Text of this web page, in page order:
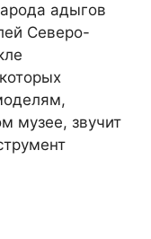
адыгов
Северо-
музее, звучит